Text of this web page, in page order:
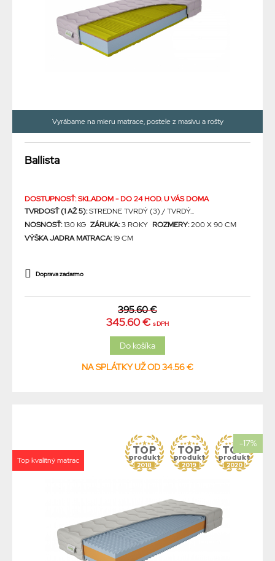
Vyrábame na mieru matrace, postele z masívu a rošty
Ballista
DOSTUPNOSŤ: SKLADOM - DO 24 HOD. U VÁS DOMA
TVRDOSŤ (1 AŽ 5):STREDNE TVRDÝ (3) / TVRDÝ...
NOSNOSŤ:130 KG ZÁRUKA:3 ROKY ROZMERY:200 X 90 CM
VÝŠKA JADRA MATRACA:19 CM
Doprava zadarmo
395.60 €
345.60 € s DPH
NA SPLÁTKY UŽ OD 34.56 €
-17%
Top kvalitný matrac